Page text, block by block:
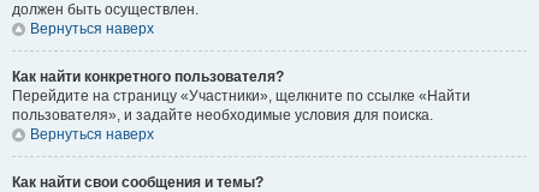
должен быть осуществлен.
Вернуться наверх
Как найти конкретного пользователя?
Перейдите на страницу «Участники», щелкните по ссылке «Найти
пользователя», и задайте необходимые условия для поиска.
Вернуться наверх
Как найти свои сообщения и темы?